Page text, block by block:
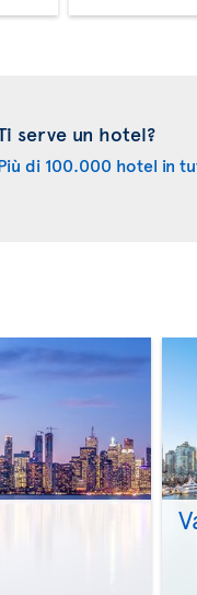
serve un hotel?
di 100.000 hotel in